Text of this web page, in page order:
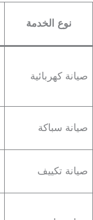
نوع الخدمة
صيانة كهربائية
صيانة سباكة
صيانة تكييف